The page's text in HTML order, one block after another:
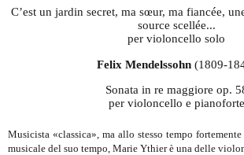
C’est un jardin secret, ma sœur, ma fiancée,
source scellée...
per violoncello solo
Felix Mendelssohn(1809-
Sonata in re maggiore op.
per violoncello e pianoforte
Musicista «classica», ma allo stesso tempo
musicale del suo tempo, Marie Ythier è una delle